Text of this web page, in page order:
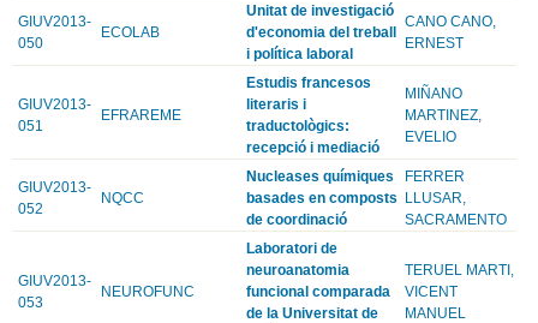
GIUV2013-
050
ECOLAB
Unitat de investigació
d'economia del treball
i política laboral
CANO CANO,
ERNEST
GIUV2013-
051
EFRAREME
Estudis francesos
literaris i
traductològics:
recepció i mediació
MIÑANO
MARTINEZ,
EVELIO
GIUV2013-
052
NQCC
Nucleases químiques
basades en composts
de coordinació
FERRER
LLUSAR,
SACRAMENTO
GIUV2013-
053
NEUROFUNC
Laboratori de
neuroanatomia
funcional comparada
de la Universitat de
TERUEL MARTI,
VICENT
MANUEL